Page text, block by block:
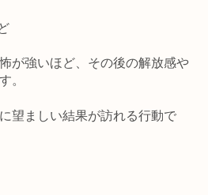
が強いほど、その後の解放感や
。
望ましい結果が訪れる行動で